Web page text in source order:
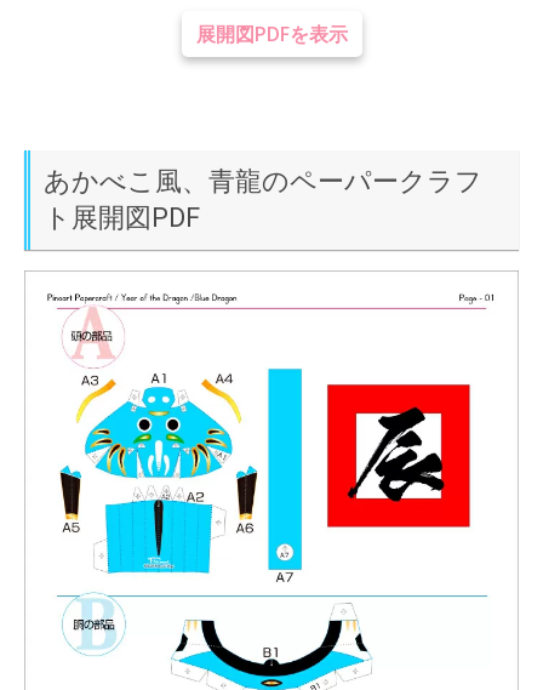
展開図PDFを表示
あかべこ風、青龍のペーパークラフ
ト展開図PDF